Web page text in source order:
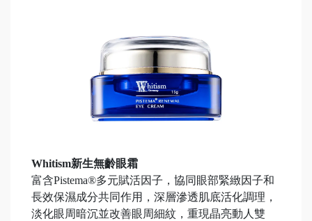
Whitism新生無齡眼霜
富含Pistema®多元賦活因子，協同眼部緊緻因子和
長效保濕成分共同作用，深層滲透肌底活化調理，
淡化眼周暗沉並改善眼周細紋，重現晶亮動人雙